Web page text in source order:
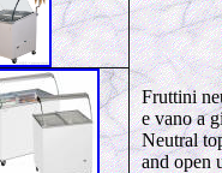
Fruttini
e vano a
Neutral
and open